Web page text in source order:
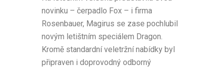
novinku – čerpadlo Fox – i firma
Rosenbauer, Magirus se zase pochlubil
novým letištním speciálem Dragon.
Kromě standardní veletržní nabídky byl
připraven i doprovodný odborný